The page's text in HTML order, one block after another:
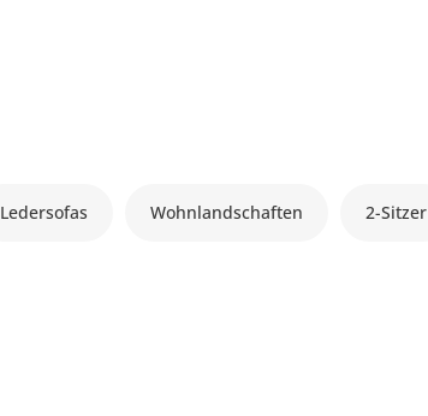
Ledersofas Wohnlandschaften 2-Sitzer